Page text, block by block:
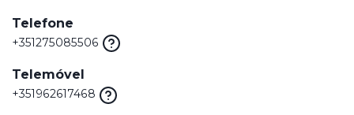
Telefone
+351275085506
Telemóvel
+351962617468